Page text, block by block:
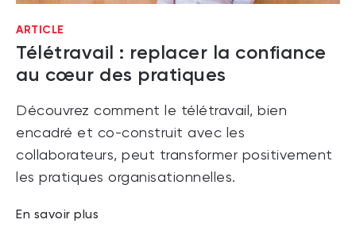
ARTICLE
Télétravail : replacer la confiance
au cœur des pratiques
Découvrez comment le télétravail, bien
encadré et co-construit avec les
collaborateurs, peut transformer positivement
les pratiques organisationnelles.
En savoir plus